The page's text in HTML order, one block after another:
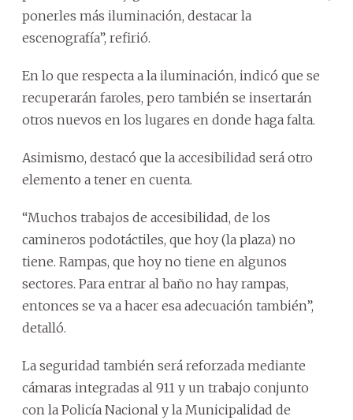
ponerles más iluminación, destacar la
escenografía”, refirió.
En lo que respecta a la iluminación, indicó que se
recuperarán faroles, pero también se insertarán
otros nuevos en los lugares en donde haga falta.
Asimismo, destacó que la accesibilidad será otro
elemento a tener en cuenta.
“Muchos trabajos de accesibilidad, de los
camineros podotáctiles, que hoy (la plaza) no
tiene. Rampas, que hoy no tiene en algunos
sectores. Para entrar al baño no hay rampas,
entonces se va a hacer esa adecuación también”,
detalló.
La seguridad también será reforzada mediante
cámaras integradas al 911 y un trabajo conjunto
con la Policía Nacional y la Municipalidad de